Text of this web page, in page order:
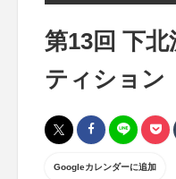
第13回 下
ティション
Googleカレンダーに追加